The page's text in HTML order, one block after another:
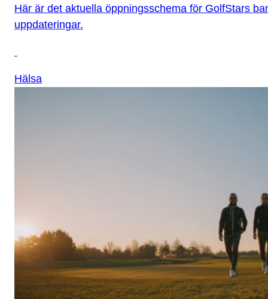
Här är det aktuella öppningsschema för GolfStars
uppdateringar.
Hälsa